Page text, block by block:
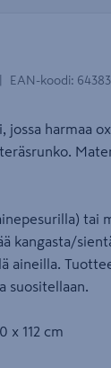
EAN-koodi:
jossa harmaa
tai
kangasta/
aineilla.
suositellaan.
x 112 cm